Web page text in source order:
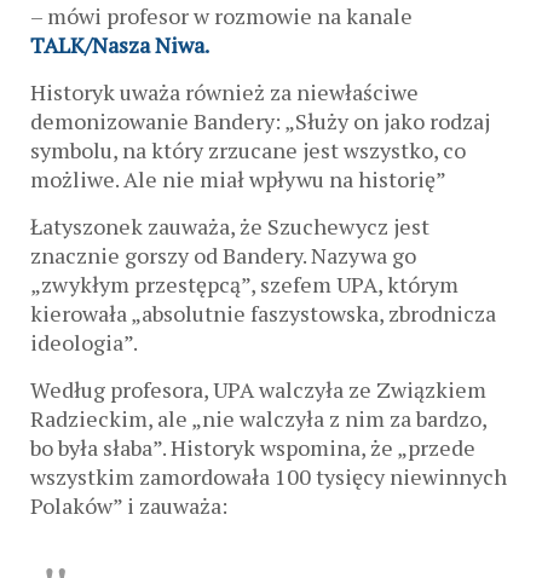
– mówi profesor w rozmowie na kanale
TALK/Nasza Niwa.
Historyk uważa również za niewłaściwe
demonizowanie Bandery: „Służy on jako rodzaj
symbolu, na który zrzucane jest wszystko, co
możliwe. Ale nie miał wpływu na historię”
Łatyszonek zauważa, że ​​Szuchewycz jest
znacznie gorszy od Bandery. Nazywa go
„zwykłym przestępcą”, szefem UPA, którym
kierowała „absolutnie faszystowska, zbrodnicza
ideologia”.
Według profesora, UPA walczyła ze Związkiem
Radzieckim, ale „nie walczyła z nim za bardzo,
bo była słaba”. Historyk wspomina, że ​​„przede
wszystkim zamordowała 100 tysięcy niewinnych
Polaków” i zauważa: